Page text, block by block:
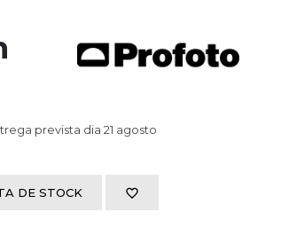
prevista dia 21 agosto
DE STOCK